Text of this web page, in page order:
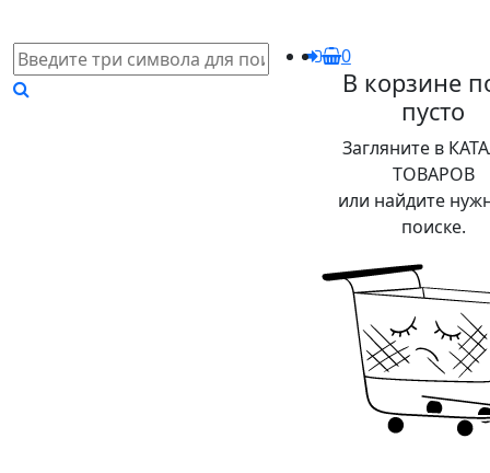
0
В корзине
пусто
Загляните в
ТОВАРОВ
или найдите
поиске.